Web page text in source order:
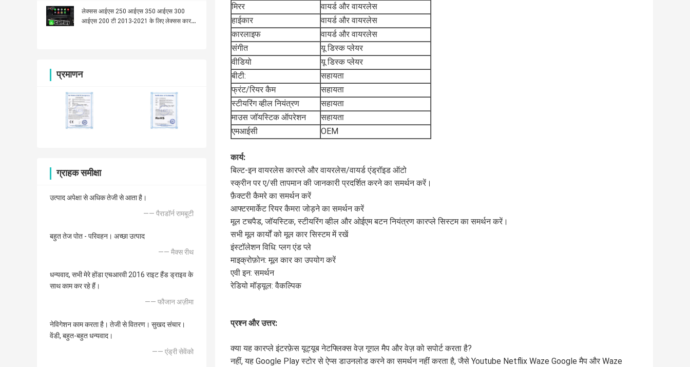
लेक्सस आईएस 250 आईएस 350 आईएस 300
आईएस 200 टी 2013-2021 के लिए लेक्सस कारप्ले
प्रमाणन
ग्राहक समीक्षा
उत्पाद अपेक्षा से अधिक तेजी से आता है।
—— पैराडॉर्न रामबूटी
बहुत तेज पोत - परिवहन। अच्छा उत्पाद
—— मैक्स रीथ
धन्यवाद, सभी मेरे होंडा एचआरवी 2016 राइट हैंड ड्राइव के
साथ काम कर रहे हैं।
—— फौजान अज़ीमा
नेविगेशन काम करता है। तेजी से वितरण। सुखद संचार।
वेंडी, बहुत-बहुत धन्यवाद।
—— एंड्री सेवेंको
मिरर
वायर्ड और वायरलेस
हाईकार
वायर्ड और वायरलेस
कारलाइफ
वायर्ड और वायरलेस
संगीत
यू डिस्क प्लेयर
वीडियो
यू डिस्क प्लेयर
बीटी:
सहायता
फ्रंट/रियर कैम
सहायता
स्टीयरिंग व्हील नियंत्रण
सहायता
माउस जॉयस्टिक ऑपरेशन
सहायता
एमआईसी
OEM
कार्य:
बिल्ट-इन वायरलेस कारप्ले और वायरलेस/वायर्ड एंड्रॉइड ऑटो
स्क्रीन पर ए/सी तापमान की जानकारी प्रदर्शित करने का समर्थन करें।
फ़ैक्टरी कैमरे का समर्थन करें
आफ्टरमार्केट रियर कैमरा जोड़ने का समर्थन करें
मूल टचपैड, जॉयस्टिक, स्टीयरिंग व्हील और ओईएम बटन नियंत्रण कारप्ले सिस्टम का समर्थन करें।
सभी मूल कार्यों को मूल कार सिस्टम में रखें
इंस्टॉलेशन विधि: प्लग एंड प्ले
माइक्रोफ़ोन: मूल कार का उपयोग करें
एवी इन: समर्थन
रेडियो मॉड्यूल: वैकल्पिक
प्रश्न और उत्तर:
क्या यह कारप्ले इंटरफ़ेस यूट्यूब नेटफ्लिक्स वेज़ गूगल मैप और वेज़ को सपोर्ट करता है?
नहीं, यह Google Play स्टोर से ऐप्स डाउनलोड करने का समर्थन नहीं करता है, जैसे Youtube Netflix Waze Google मैप और Waze